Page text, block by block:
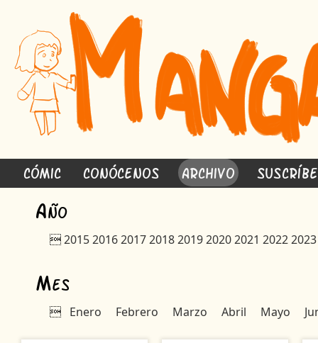
Cómic Conócenos Archivo
Año
2015201620172018201920202021 20222023
Mes
 Enero Febrero Marzo Abril Mayo